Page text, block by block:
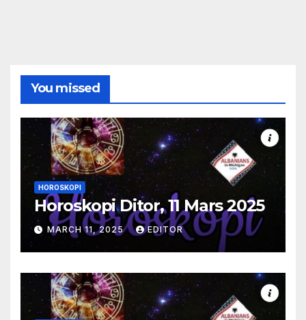
You missed
HOROSKOPI
Horoskopi Ditor, 11 Mars 2025
MARCH 11, 2025 EDITOR